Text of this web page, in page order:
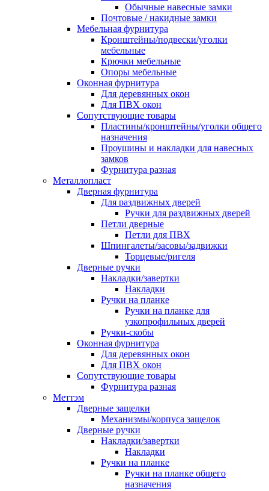
Обычные навесные замки
Почтовые / накидные замки
Мебельная фурнитура
Кронштейны/подвески/уголки
мебельные
Крючки мебельные
Опоры мебельные
Оконная фурнитура
Для деревянных окон
Для ПВХ окон
Сопутствующие товары
Пластины/кронштейны/уголки общего
назначения
Проушины и накладки для навесных
замков
Фурнитура разная
Металлопласт
Дверная фурнитура
Для раздвижных дверей
Ручки для раздвижных дверей
Петли дверные
Петли для ПВХ
Шпингалеты/засовы/задвижки
Торцевые/ригеля
Дверные ручки
Накладки/завертки
Накладки
Ручки на планке
Ручки на планке для
узкопрофильных дверей
Ручки-скобы
Оконная фурнитура
Для деревянных окон
Для ПВХ окон
Сопутствующие товары
Фурнитура разная
Меттэм
Дверные защелки
Механизмы/корпуса защелок
Дверные ручки
Накладки/завертки
Накладки
Ручки на планке
Ручки на планке общего
назначения